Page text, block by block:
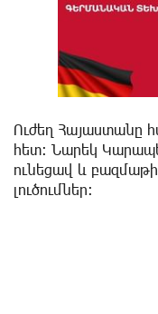
Ուժեղ Հայաստանը
հետ։ Նարեկ
ունեցավ և
լուծումներ։